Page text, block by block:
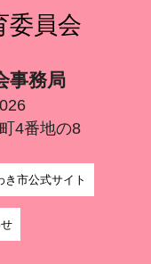
委員会
事務局
4番地の8
き市公式サイト